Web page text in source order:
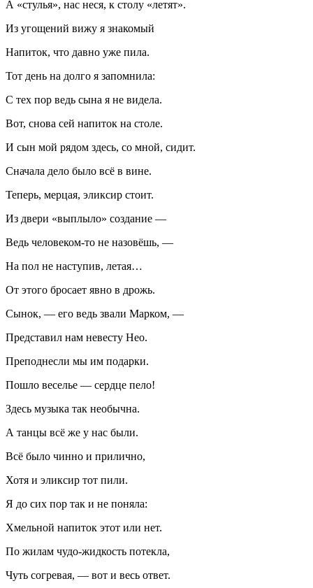
А «стулья», нас неся, к столу «летят».
Из угощений вижу я знакомый
Напиток, что давно уже пила.
Тот день на долго я запомнила:
С тех пор ведь сына я не видела.
Вот, снова сей напиток на столе.
И сын мой рядом здесь, со мной, сидит.
Сначала дело было всё в вине.
Теперь, мерцая, эликсир стоит.
Из двери «выплыло» создание —
Ведь человеком-то не назовёшь, —
На пол не наступив, летая…
От этого бросает явно в дрожь.
Сынок, — его ведь звали Марком, —
Представил нам невесту Нео.
Преподнесли мы им подарки.
Пошло веселье — сердце пело!
Здесь музыка так необычна.
А танцы всё же у нас были.
Всё было чинно и прилично,
Хотя и эликсир тот пили.
Я до сих пор так и не поняла:
Хмельной напиток этот или нет.
По жилам чудо-жидкость потекла,
Чуть согревая, — вот и весь ответ.